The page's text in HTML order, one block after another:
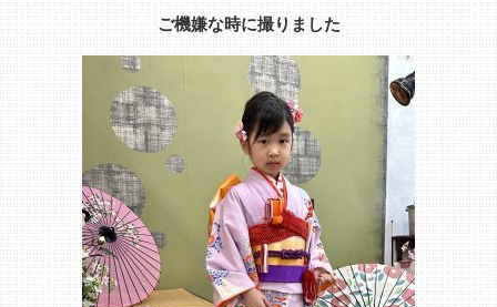
ご機嫌な時に撮りました